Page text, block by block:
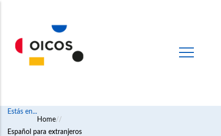
Estás en...
Breadcrumb
Home
Español para extranjeros